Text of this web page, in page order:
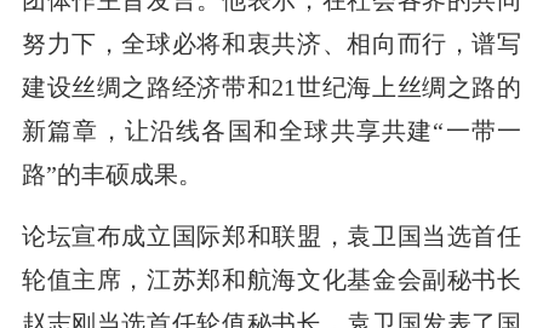
努力下，全球必将和衷共济、相向而行，谱写
建设丝绸之路经济带和21世纪海上丝绸之路的
新篇章，让沿线各国和全球共享共建“一带一
路”的丰硕成果。
论坛宣布成立国际郑和联盟，袁卫国当选首任
轮值主席，江苏郑和航海文化基金会副秘书长